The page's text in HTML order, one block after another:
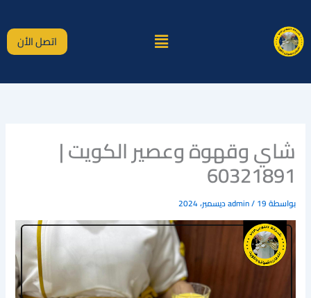
المحتوى
القائمة اتصل الأن
شاي وقهوة وعصير الكويت |
60321891
بواسطة admin/19 ديسمبر، 2024